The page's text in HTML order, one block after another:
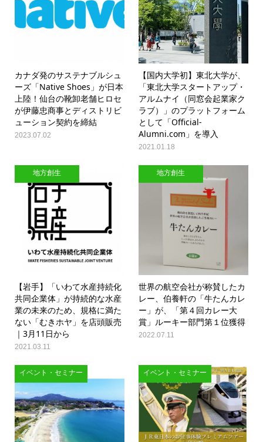
カナダ発のサステナブルシュ
ーズ「Native Shoes」が日本
上陸！仙台の靴卸老舗ヒロセ
が伊藤忠商事とディストリビ
ューション契約を締結
2023.07.02
【国内大学初】東北大学が、
「東北大学スタートアップ・
アルムナイ（同窓会起業家ク
ラブ）」のプラットフォーム
として「Official-
Alumni.com」を導入
2021.01.18
地方創生
【岩手】「いわて水産持続化
共同企業体」が持続的な水産
業の未来のため、規格に満た
ない「むきホヤ」を店頭販売
｜3月11日から
2021.03.11
地方創生
世界の航空会社が称賛したカ
レー、伯養軒の「牛たんカレ
ー」が、「第４回カレー大
賞」ルーキー部門第１位獲得
2022.07.11
イベント・セミナー イベント・セミナー